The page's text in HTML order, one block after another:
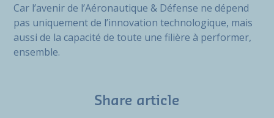
Car l’avenir de l’Aéronautique & Défense ne dépend
pas uniquement de l’innovation technologique, mais
aussi de la capacité de toute une filière à performer,
ensemble.
Share article